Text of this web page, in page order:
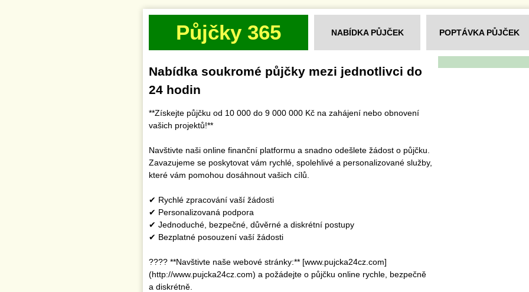
Půjčky 365 NABÍDKA PŮJČEK POPTÁVKA PŮJČEK
Nabídka soukromé půjčky mezi jednotlivci do
24 hodin
**Získejte půjčku od 10 000 do 9 000 000 Kč na zahájení nebo obnovení
vašich projektů!**
Navštivte naši online finanční platformu a snadno odešlete žádost o půjčku.
Zavazujeme se poskytovat vám rychlé, spolehlivé a personalizované služby,
které vám pomohou dosáhnout vašich cílů.
✔ Rychlé zpracování vaší žádosti
✔ Personalizovaná podpora
✔ Jednoduché, bezpečné, důvěrné a diskrétní postupy
✔ Bezplatné posouzení vaší žádosti
???? **Navštivte naše webové stránky:** [www.pujcka24cz.com]
(http://www.pujcka24cz.com) a požádejte o půjčku online rychle, bezpečně
a diskrétně.